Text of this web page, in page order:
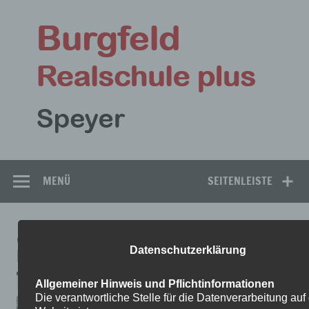
springen
SEITENLEISTE
MENÜ
„VOLL WAS LOS!“ AUF DEM BERLINER
PLATZ – WIR WAREN DABEI…
Datenschutzerklärung
Allgemeiner Hinweis und Pflichtinformationen
Die verantwortliche Stelle für die Datenverarbeitung auf